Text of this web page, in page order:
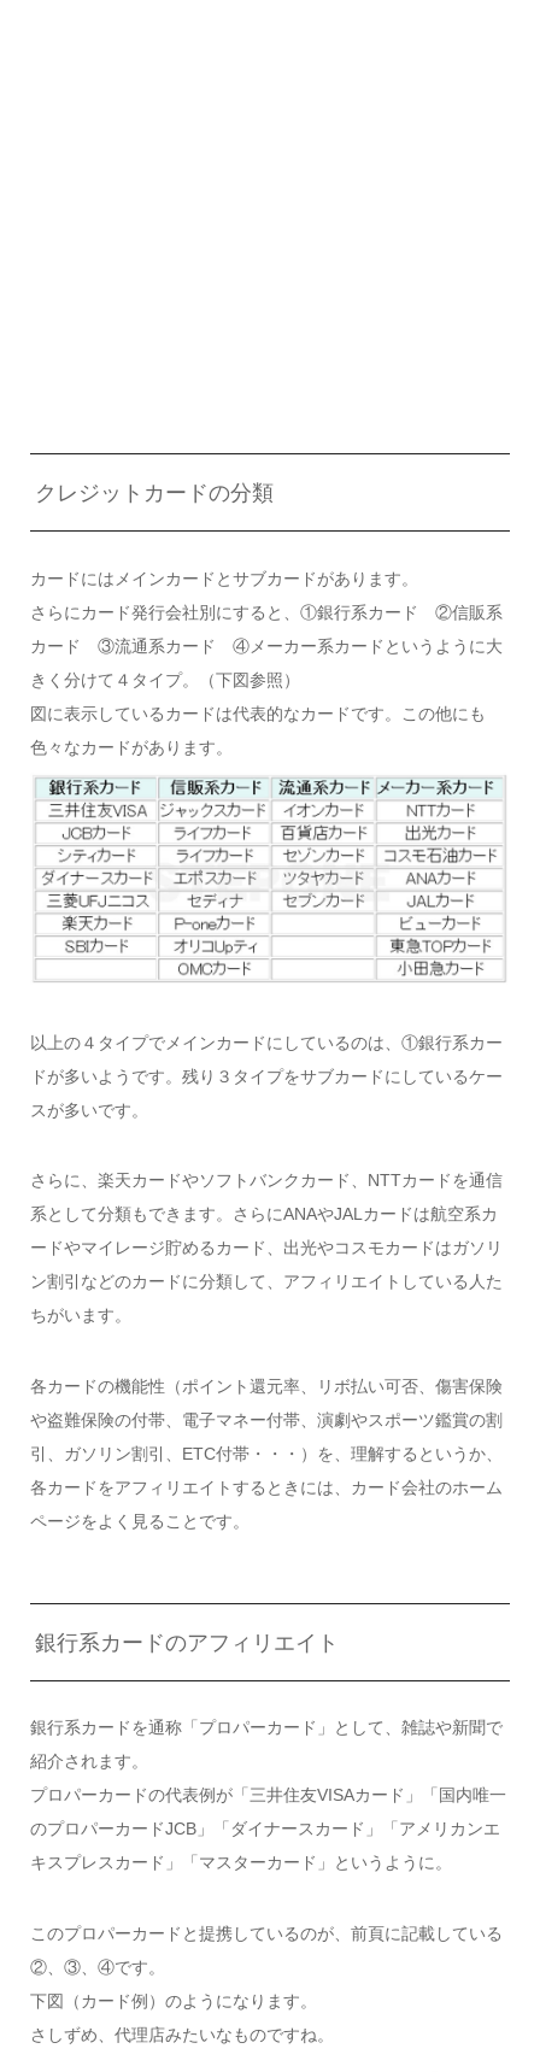
クレジットカードの分類
カードにはメインカードとサブカードがあります。
さらにカード発行会社別にすると、①銀行系カード ②信販系
カード ③流通系カード ④メーカー系カードというように大
きく分けて４タイプ。（下図参照）
図に表示しているカードは代表的なカードです。この他にも
色々なカードがあります。
以上の４タイプでメインカードにしているのは、①銀行系カー
ドが多いようです。残り３タイプをサブカードにしているケー
スが多いです。
さらに、楽天カードやソフトバンクカード、NTTカードを通信
系として分類もできます。さらにANAやJALカードは航空系カ
ードやマイレージ貯めるカード、出光やコスモカードはガソリ
ン割引などのカードに分類して、アフィリエイトしている人た
ちがいます。
各カードの機能性（ポイント還元率、リボ払い可否、傷害保険
や盗難保険の付帯、電子マネー付帯、演劇やスポーツ鑑賞の割
引、ガソリン割引、ETC付帯・・・）を、理解するというか、
各カードをアフィリエイトするときには、カード会社のホーム
ページをよく見ることです。
銀行系カードのアフィリエイト
銀行系カードを通称「プロパーカード」として、雑誌や新聞で
紹介されます。
プロパーカードの代表例が「三井住友VISAカード」「国内唯一
のプロパーカードJCB」「ダイナースカード」「アメリカンエ
キスプレスカード」「マスターカード」というように。
このプロパーカードと提携しているのが、前頁に記載している
②、③、④です。
下図（カード例）のようになります。
さしずめ、代理店みたいなものですね。